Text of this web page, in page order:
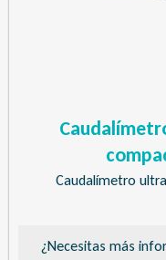
Caudalímetro
¿Necesitas más